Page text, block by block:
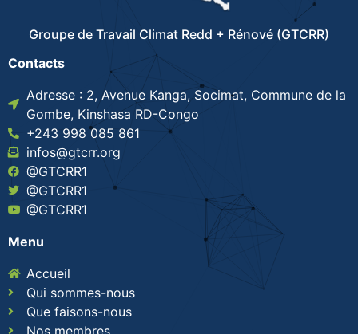
Groupe de Travail Climat Redd + Rénové (GTCRR)
Contacts
Adresse : 2, Avenue Kanga, Socimat, Commune de la
Gombe, Kinshasa RD-Congo
+243 998 085 861
infos@gtcrr.org
@GTCRR1
@GTCRR1
@GTCRR1
Menu
Accueil
Qui sommes-nous
Que faisons-nous